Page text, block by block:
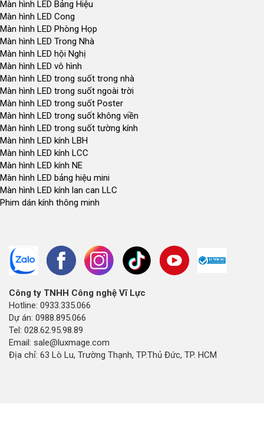
Màn hình LED Bảng Hiệu
Màn hình LED Cong
Màn hình LED Phòng Họp
Màn hình LED Trong Nhà
Màn hình LED hội Nghị
Màn hình LED vô hình
Màn hình LED trong suốt trong nhà
Màn hình LED trong suốt ngoài trời
Màn hình LED trong suốt Poster
Màn hình LED trong suốt không viền
Màn hình LED trong suốt tường kính
Màn hình LED kính LBH
Màn hình LED kính LCC
Màn hình LED kính NE
Màn hình LED bảng hiệu mini
Màn hình LED kính lan can LLC
Phim dán kính thông minh
Công ty TNHH Công nghệ Vĩ Lực
Hotline: 0933.335.066
Dự án: 0988.895.066
Tel: 028.62.95.98.89
Email: sale@luxmage.com
Địa chỉ: 63 Lò Lu, Trường Thạnh, TP.Thủ Đức, TP. HCM